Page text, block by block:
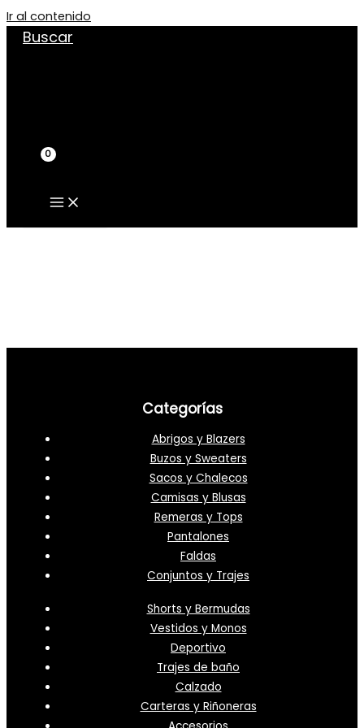
Ir al contenido
Buscar
Categorías
Abrigos y Blazers
Buzos y Sweaters
Sacos y Chalecos
Camisas y Blusas
Remeras y Tops
Pantalones
Faldas
Conjuntos y Trajes
Shorts y Bermudas
Vestidos y Monos
Deportivo
Trajes de baño
Calzado
Carteras y Riñoneras